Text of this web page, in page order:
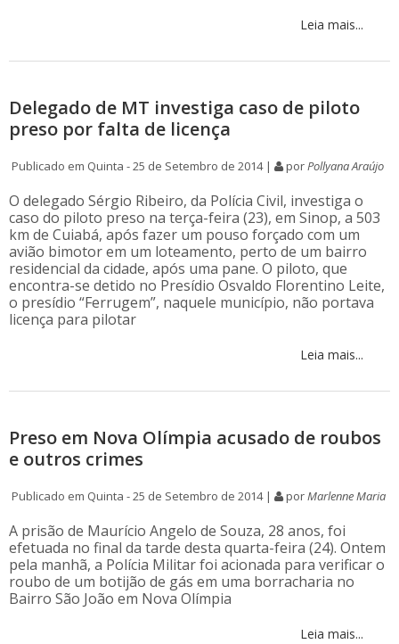
Leia mais...
Delegado de MT investiga caso de piloto
preso por falta de licença
Publicado em Quinta - 25 de Setembro de 2014 | porPollyana Araújo
O delegado Sérgio Ribeiro, da Polícia Civil, investiga o
caso do piloto preso na terça-feira (23), em Sinop, a 503
km de Cuiabá, após fazer um pouso forçado com um
avião bimotor em um loteamento, perto de um bairro
residencial da cidade, após uma pane. O piloto, que
encontra-se detido no Presídio Osvaldo Florentino Leite,
o presídio “Ferrugem”, naquele município, não portava
licença para pilotar
Leia mais...
Preso em Nova Olímpia acusado de roubos
e outros crimes
Publicado em Quinta - 25 de Setembro de 2014 | porMarlenne Maria
A prisão de Maurício Angelo de Souza, 28 anos, foi
efetuada no final da tarde desta quarta-feira (24). Ontem
pela manhã, a Polícia Militar foi acionada para verificar o
roubo de um botijão de gás em uma borracharia no
Bairro São João em Nova Olímpia
Leia mais...